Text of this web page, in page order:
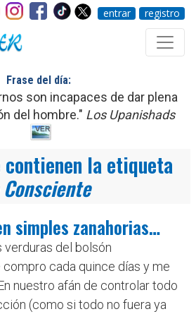
entrar registro
Frase del día:
son incapaces de dar plena
del hombre." Los Upanishads
la etiqueta
simples zanahorias…
verduras del bolsón
cada quince días y me
nuestro afán de controlar todo
(como si todo no fuera ya